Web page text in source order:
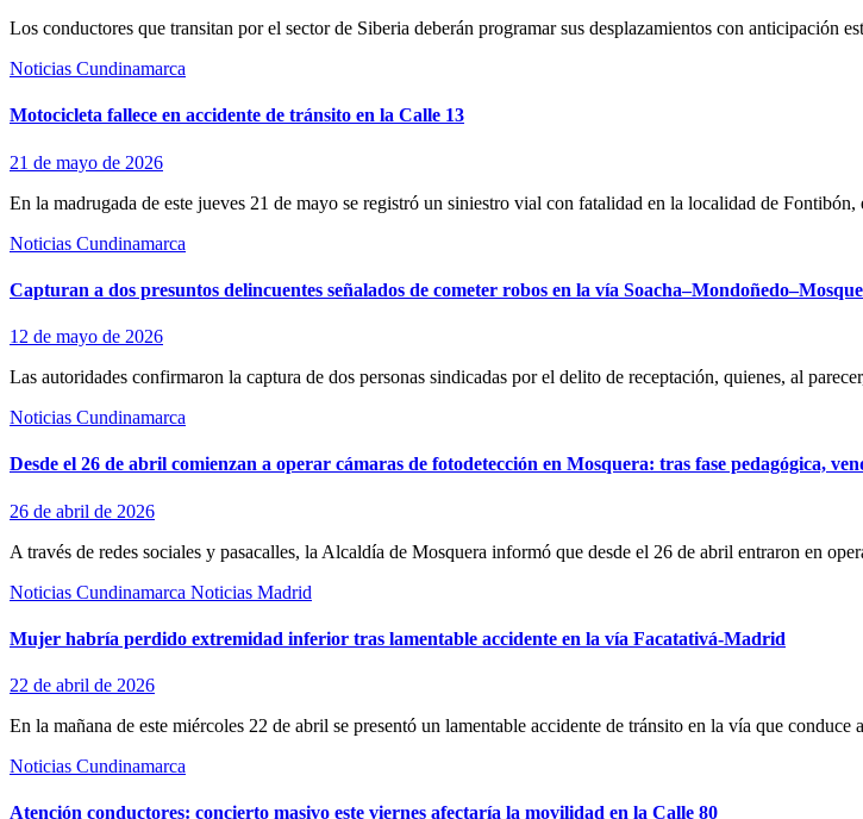
Los conductores que transitan por el sector de Siberia deberán programar sus desplazamientos con anticipación
Noticias Cundinamarca
Motocicleta fallece en accidente de tránsito en la Calle 13
21 de mayo de 2026
En la madrugada de este jueves 21 de mayo se registró un siniestro vial con fatalidad en la localidad de
Noticias Cundinamarca
Capturan a dos presuntos delincuentes señalados de cometer robos en la vía
12 de mayo de 2026
Las autoridades confirmaron la captura de dos personas sindicadas por el delito de receptación, quienes, al
Noticias Cundinamarca
Desde el 26 de abril comienzan a operar cámaras de fotodetección en Mosquera: tras fase pedagógica,
26 de abril de 2026
A través de redes sociales y pasacalles, la Alcaldía de Mosquera informó que desde el 26 de abril entraron en
Noticias Cundinamarca Noticias Madrid
Mujer habría perdido extremidad inferior tras lamentable accidente en la vía Facatativá-Madrid
22 de abril de 2026
En la mañana de este miércoles 22 de abril se presentó un lamentable accidente de tránsito en la vía que
Noticias Cundinamarca
Atención conductores: concierto masivo este viernes afectaría la movilidad en la Calle 80